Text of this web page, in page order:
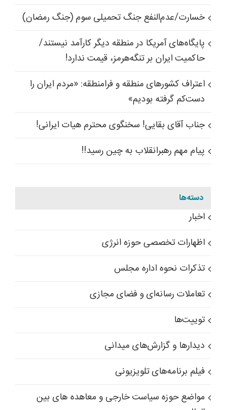
خسارت/عدم‌النفع جنگ تحمیلی سوم (جنگ رمضان)
پایگاه‌های آمریکا در منطقه دیگر کارآمد نیستند/
حاکمیت ایران بر تنگه‌هرمز، قیمت ندارد!
اعتراف کشورهای منطقه و فرامنطقه: «مردم ایران را
دست‌کم گرفته بودیم»
جناب آقای بقایی! سخنگوی محترم هیات ایرانی!
پیام مهم رهبرانقلاب به چین رسید!!
دسته‌ها
اخبار
اظهارات تخصصی حوزه انرژی
تذکرات نحوه اداره مجلس
تعاملات رسانه‌ای و فضای مجازی
توییت‌ها
دیدارها و گزارش‌های میدانی
فیلم برنامه‌های تلویزیونی
مواضع حوزه سیاست خارجی و معاهده های بین